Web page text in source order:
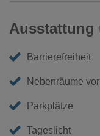
Ausstattung
Barrierefreiheit
Nebenräume
Parkplätze
Tageslicht